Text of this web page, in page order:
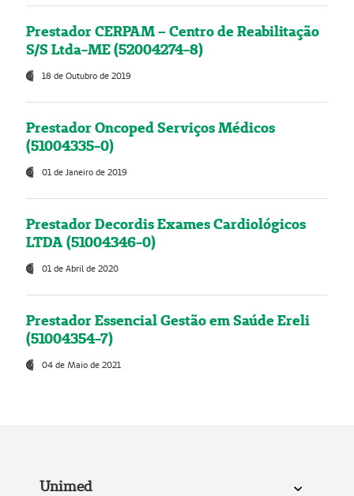
Prestador CERPAM – Centro de Reabilitação
S/S Ltda-ME (52004274-8)
18 de Outubro de 2019
Prestador Oncoped Serviços Médicos
(51004335-0)
01 de Janeiro de 2019
Prestador Decordis Exames Cardiológicos
LTDA (51004346-0)
01 de Abril de 2020
Prestador Essencial Gestão em Saúde Ereli
(51004354-7)
04 de Maio de 2021
Unimed